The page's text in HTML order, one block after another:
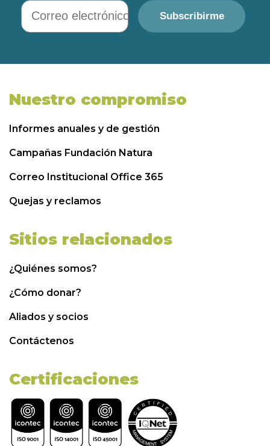
Correo electrónico
Subscribirme
Nuestro compromiso
Informes anuales y de gestión
Campañas Fundación Natura
Correo Institucional Office 365
Quejas y reclamos
Sitios relacionados
¿Quiénes somos?
¿Cómo donar?
Aliados y socios
Contáctenos
Certificaciones